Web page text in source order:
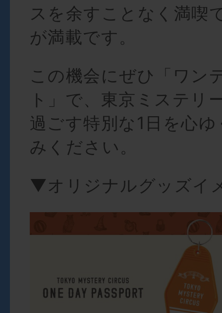
スを余すことなく満喫
が満載です。
この機会にぜひ「ワン
ト」で、東京ミステリ
過ごす特別な1日を心
みください。
▼オリジナルグッズイ